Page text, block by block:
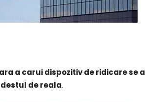
a carui dispozitiv de ridicare se
de reala.